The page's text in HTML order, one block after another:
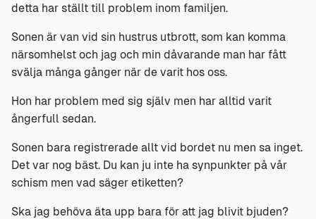
detta har ställt till problem inom familjen.
Sonen är van vid sin hustrus utbrott, som kan komma
närsomhelst och jag och min dåvarande man har fått
svälja många gånger när de varit hos oss.
Hon har problem med sig själv men har alltid varit
ångerfull sedan.
Sonen bara registrerade allt vid bordet nu men sa inget.
Det var nog bäst. Du kan ju inte ha synpunkter på vår
schism men vad säger etiketten?
Ska jag behöva äta upp bara för att jag blivit bjuden?